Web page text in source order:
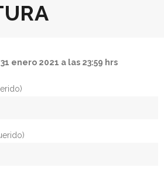
31 enero 2021 a las 23:59 hrs